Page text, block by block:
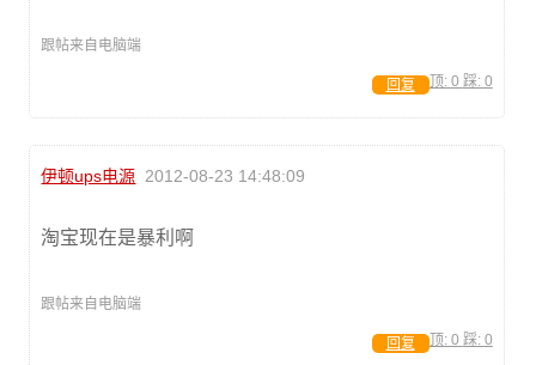
跟帖来自电脑端
顶: 0 踩: 0
回复
伊顿ups电源 2012-08-23 14:48:09
淘宝现在是暴利啊
跟帖来自电脑端
顶: 0 踩: 0
回复